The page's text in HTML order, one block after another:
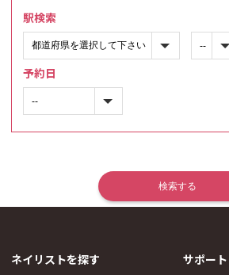
駅検索
予約日
ネイリストを探す サポート